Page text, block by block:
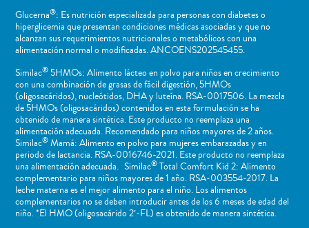
Glucerna®: Es nutrición especializada para personas con diabetes o
hiperglicemia que presentan condiciones médicas asociadas y que no
alcanzan sus requerimientos nutricionales o metabólicos con una
alimentación normal o modificadas. ANCOENS202545455.
Similac®5HMOs: Alimento lácteo en polvo para niños en crecimiento
con una combinación de grasas de fácil digestión, 5HMOs
(oligosacáridos), nucleótidos, DHA y luteína. RSA-0017506. La mezcla
de 5HMOs (oligosacáridos) contenidos en esta formulación se ha
obtenido de manera sintética. Este producto no reemplaza una
alimentación adecuada. Recomendado para niños mayores de 2 años.
Similac®Mamá: Alimento en polvo para mujeres embarazadas y en
periodo de lactancia. RSA-0016746-2021. Este producto no reemplaza
una alimentación adecuada. Similac®Total Comfort Kid 2: Alimento
complementario para niños mayores de 1 año. RSA-003554-2017. La
leche materna es el mejor alimento para el niño. Los alimentos
complementarios no se deben introducir antes de los 6 meses de edad del
niño. *El HMO (oligosacárido 2’-FL) es obtenido de manera sintética.